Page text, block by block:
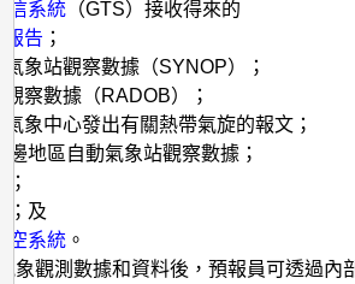
信系統 （GTS）接收得來的
報告 ；
氣象站觀察數據（SYNOP）；
觀察數據（RADOB）；
氣象中心發出有關熱帶氣旋的報文；
邊地區自動氣象站觀察數據；
；
；及
空系統 。
象觀測數據和資料後，預報員可透過內